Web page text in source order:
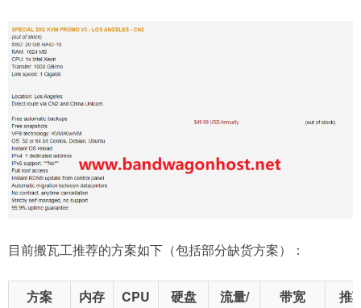
目前搬瓦工推荐的方案如下（包括部分缺货方案）：
方案 内存 CPU 硬盘
流量/
带宽
推